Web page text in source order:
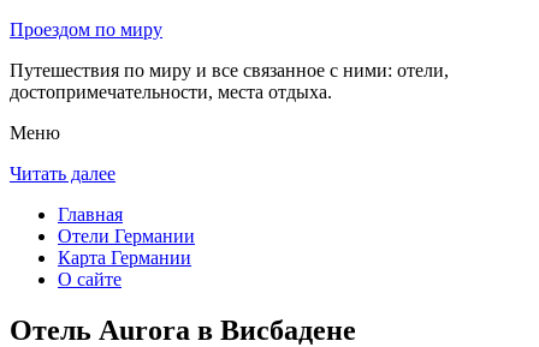
Проездом по миру
Путешествия по миру и все связанное с ними: отели,
достопримечательности, места отдыха.
Меню
Читать далее
Главная
Отели Германии
Карта Германии
О сайте
Отель Aurora в Висбадене